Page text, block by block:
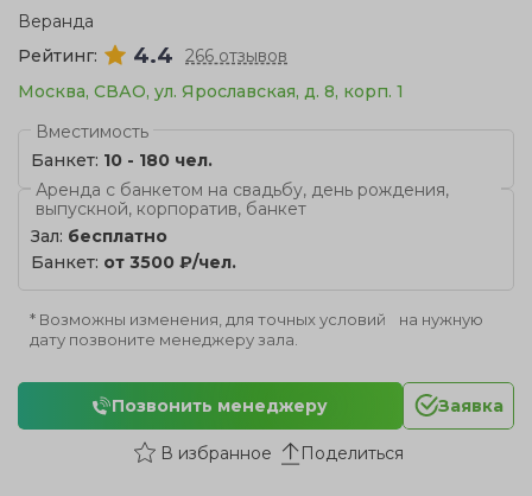
Веранда
Рейтинг:
4.4
266 отзывов
Москва, СВАО, ул. Ярославская, д. 8, корп. 1
Вместимость
Банкет: 10 - 180 чел.
Аренда с банкетом на свадьбу, день рождения,
выпускной, корпоратив, банкет
Зал: бесплатно
Банкет: от 3500 ₽/чел.
* Возможны изменения, для точных условий на нужную
дату позвоните менеджеру зала.
Позвонить менеджеру Заявка
Поделиться